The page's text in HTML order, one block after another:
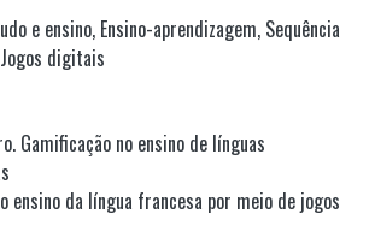
e ensino, Ensino-aprendizagem, Sequência
Jogos digitais
Gamificação no ensino de línguas
ensino da língua francesa por meio de jogos